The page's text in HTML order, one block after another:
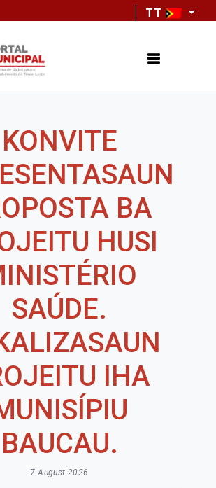
TT
KONVITE
BA
HUSI
SAÚDE.
IHA
BAUCAU.
7 August 2026